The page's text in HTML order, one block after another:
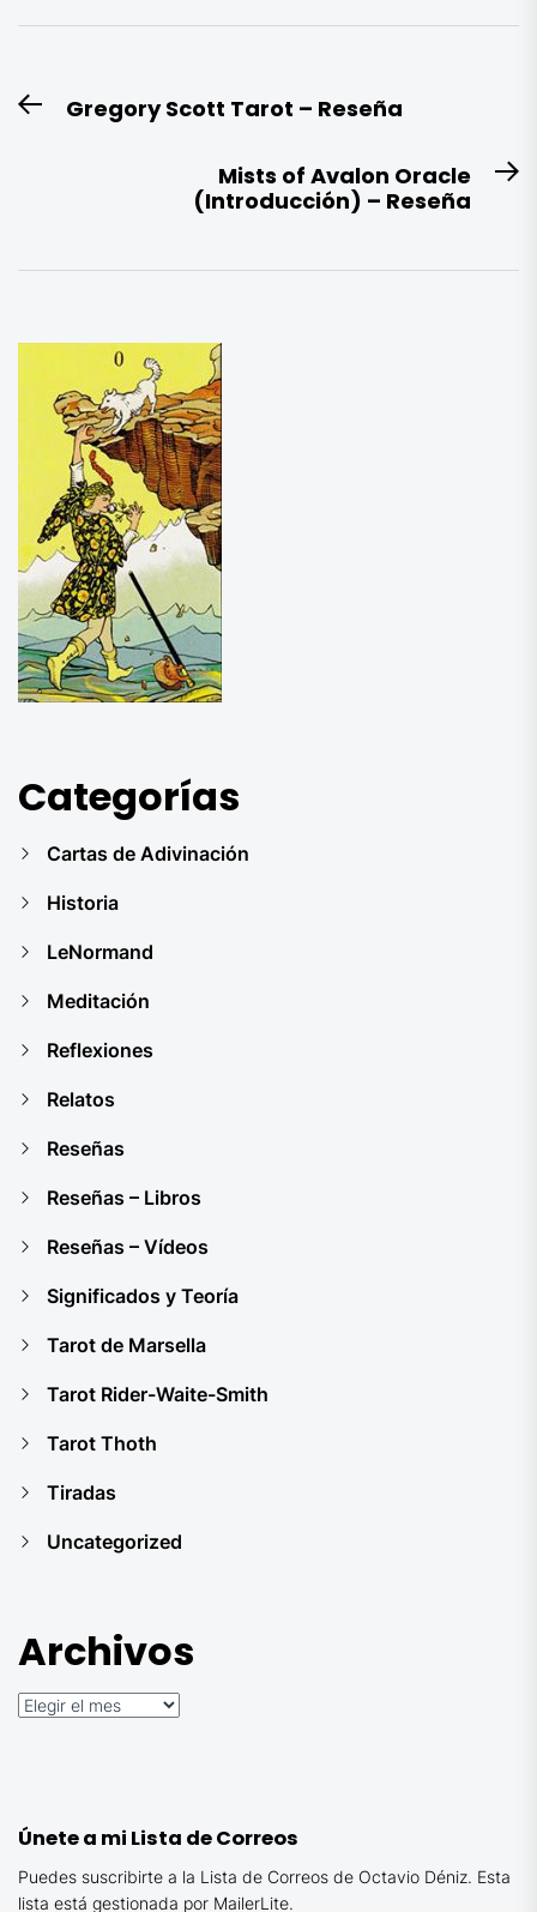
Navegación
de
EntradaGregory Scott Tarot – Reseña
Mists of Avalon Oracle
(Introducción) – Reseña
Categorías
Cartas de Adivinación
Historia
LeNormand
Meditación
Reflexiones
Relatos
Reseñas
Reseñas – Libros
Reseñas – Vídeos
Significados y Teoría
Tarot de Marsella
Tarot Rider-Waite-Smith
Tarot Thoth
Tiradas
Uncategorized
Archivos
Archivos
Únete a mi Lista de Correos
Puedes suscribirte a la Lista de Correos de Octavio Déniz. Esta
lista está gestionada por MailerLite.